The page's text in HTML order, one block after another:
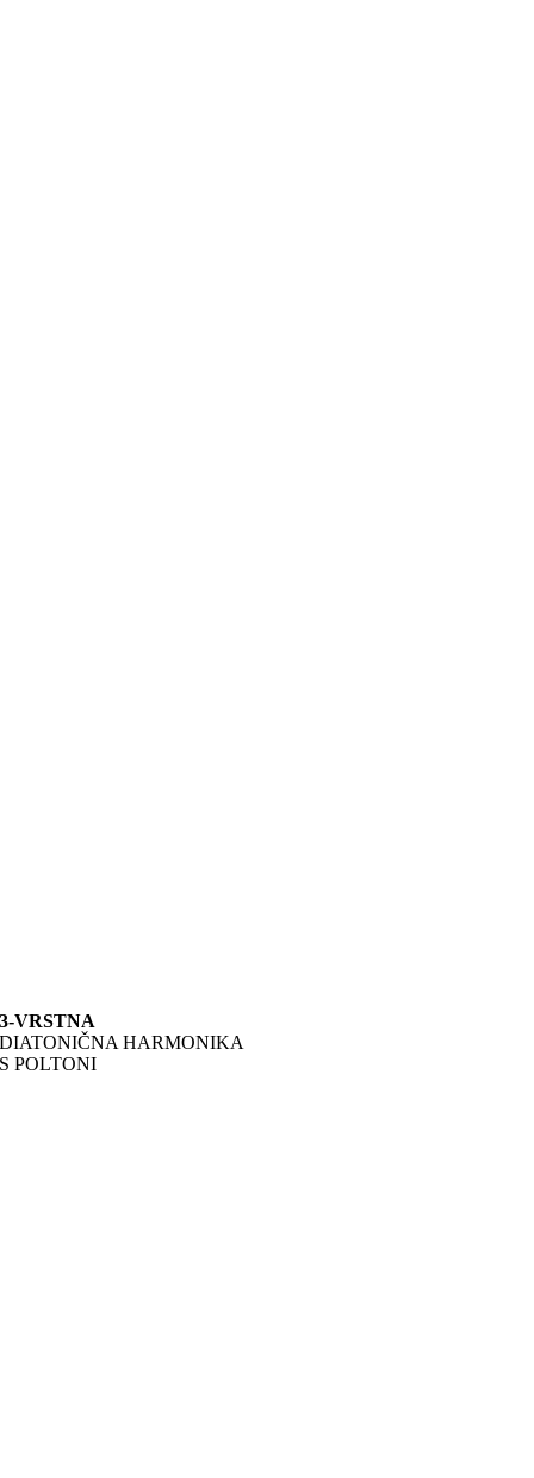
3-VRSTNA
DIATONIČNA HARMONIKA
S POLTONI